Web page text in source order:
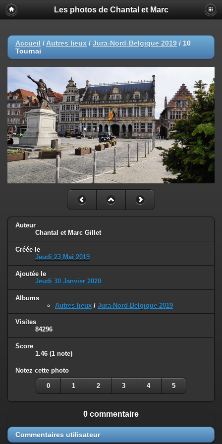
Les photos de Chantal et Marc
Accueil / Autres lieux / Jura-Nord-Belgique 2019 / 10
Tournai
Auteur
Chantal et Marc Gillet
Créée le
Jeudi 23 Mai 2019
Ajoutée le
Jeudi 30 Janvier 2020
Albums
Autres lieux / Jura-Nord-Belgique 2019
Visites
84296
Score
1.46 (1 note)
Notez cette photo
0 1 2 3 4 5
0 commentaire
Commentaires utilisateur